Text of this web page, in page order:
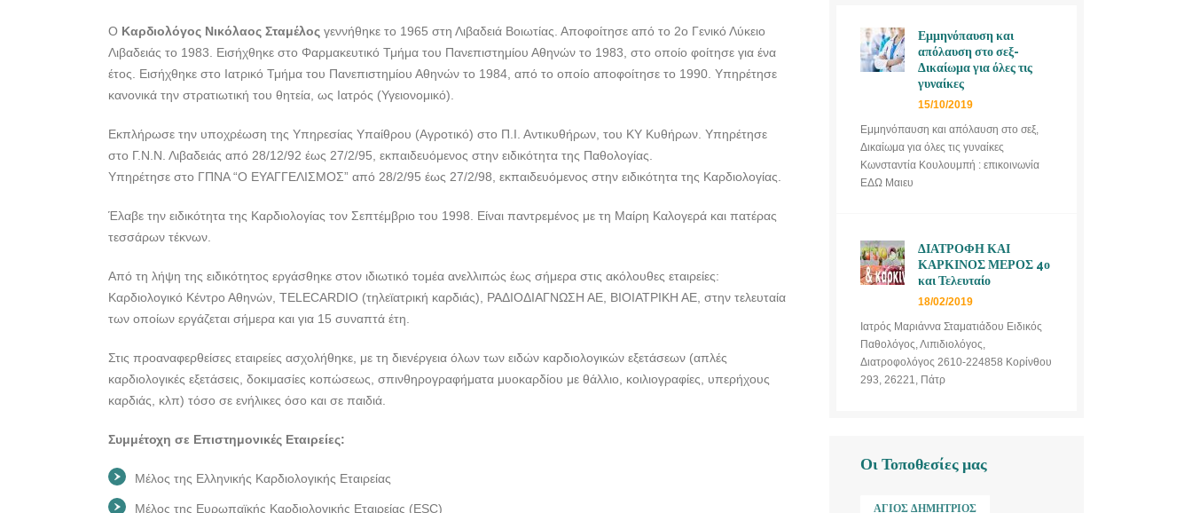
Ο Καρδιολόγος Νικόλαος Σταμέλος γεννήθηκε το 1965 στη Λιβαδειά Βοιωτίας. Αποφοίτησε από το 2ο Γενικό Λύκειο
Λιβαδειάς το 1983. Εισήχθηκε στο Φαρμακευτικό Τμήμα του Πανεπιστημίου Αθηνών το 1983, στο οποίο φοίτησε για ένα
έτος. Εισήχθηκε στο Ιατρικό Τμήμα του Πανεπιστημίου Αθηνών το 1984, από το οποίο αποφοίτησε το 1990. Υπηρέτησε
κανονικά την στρατιωτική του θητεία, ως Ιατρός (Υγειονομικό).
Εκπλήρωσε την υποχρέωση της Υπηρεσίας Υπαίθρου (Αγροτικό) στο Π.Ι. Αντικυθήρων, του ΚΥ Κυθήρων. Υπηρέτησε
στο Γ.Ν.Ν. Λιβαδειάς από 28/12/92 έως 27/2/95, εκπαιδευόμενος στην ειδικότητα της Παθολογίας.
Υπηρέτησε στο ΓΠΝΑ “Ο ΕΥΑΓΓΕΛΙΣΜΟΣ” από 28/2/95 έως 27/2/98, εκπαιδευόμενος στην ειδικότητα της Καρδιολογίας.
Έλαβε την ειδικότητα της Καρδιολογίας τον Σεπτέμβριο του 1998. Είναι παντρεμένος με τη Μαίρη Καλογερά και πατέρας
τεσσάρων τέκνων.
Από τη λήψη της ειδικότητος εργάσθηκε στον ιδιωτικό τομέα ανελλιπώς έως σήμερα στις ακόλουθες εταιρείες:
Καρδιολογικό Κέντρο Αθηνών, TELECARDIO (τηλεϊατρική καρδιάς), ΡΑΔΙΟΔΙΑΓΝΩΣΗ ΑΕ, ΒΙΟΙΑΤΡΙΚΗ ΑΕ, στην τελευταία
των οποίων εργάζεται σήμερα και για 15 συναπτά έτη.
Στις προαναφερθείσες εταιρείες ασχολήθηκε, με τη διενέργεια όλων των ειδών καρδιολογικών εξετάσεων (απλές
καρδιολογικές εξετάσεις, δοκιμασίες κοπώσεως, σπινθηρογραφήματα μυοκαρδίου με θάλλιο, κοιλιογραφίες, υπερήχους
καρδιάς, κλπ) τόσο σε ενήλικες όσο και σε παιδιά.
Συμμέτοχη σε Επιστημονικές Εταιρείες:
Μέλος της Ελληνικής Καρδιολογικής Εταιρείας
Μέλος της Ευρωπαϊκής Καρδιολογικής Εταιρείας (ESC)
Εμμηνόπαυση και
απόλαυση στο σεξ-
Δικαίωμα για όλες τις
γυναίκες
15/10/2019
Εμμηνόπαυση και απόλαυση στο σεξ,
Δικαίωμα για όλες τις γυναίκες
Κωνσταντία Κουλουμπή : επικοινωνία
ΕΔΩ Μαιευ
ΔΙΑΤΡΟΦΗ ΚΑΙ
ΚΑΡΚΙΝΟΣ ΜΕΡΟΣ 4ο
και Τελευταίο
18/02/2019
Ιατρός Μαριάννα Σταματιάδου Ειδικός
Παθολόγος, Λιπιδιολόγος,
Διατροφολόγος 2610-224858 Κορίνθου
293, 26221, Πάτρ
Οι Τοποθεσίες μας
ΆΓΙΟΣ ΔΗΜΉΤΡΙΟΣ